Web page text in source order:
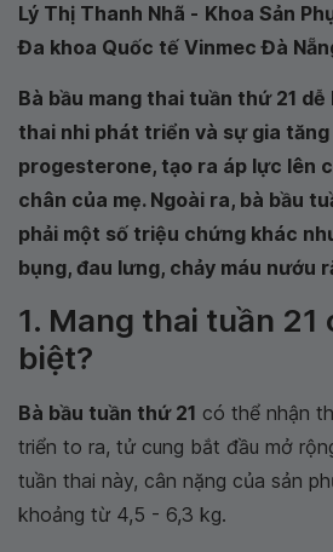
Lý Thị Thanh Nhã - Khoa Sản
Đa khoa Quốc tế Vinmec Đà
Bà bầu mang thai tuần thứ 21
thai nhi phát triển và sự gia
progesterone, tạo ra áp lực lên
chân của mẹ. Ngoài ra, bà bầu
phải một số triệu chứng khác
bụng, đau lưng, chảy máu nướu
1. Mang thai tuần 21
biệt?
Bà bầu tuần thứ 21 có thể nhận
triển to ra, tử cung bắt đầu mở
tuần thai này, cân nặng của sản
khoảng từ 4,5 - 6,3 kg.